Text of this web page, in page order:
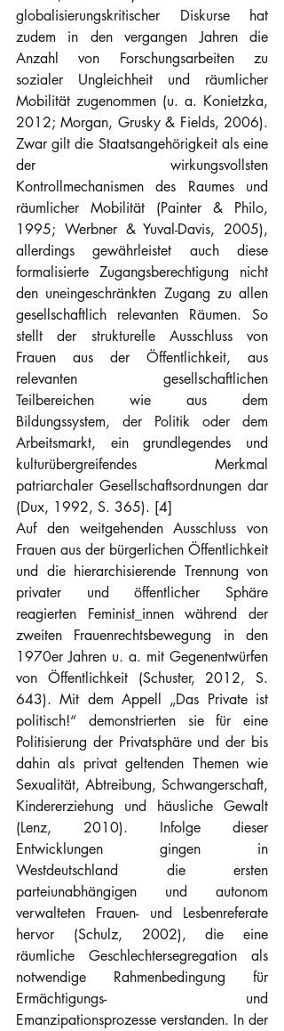
globalisierungskritischer Diskurse hat
zudem in den vergangen Jahren die
Anzahl von Forschungsarbeiten zu
sozialer Ungleichheit und räumlicher
Mobilität zugenommen (u. a. Konietzka,
2012; Morgan, Grusky & Fields, 2006).
Zwar gilt die Staatsangehörigkeit als eine
der wirkungsvollsten
Kontrollmechanismen des Raumes und
räumlicher Mobilität (Painter & Philo,
1995; Werbner & Yuval-Davis, 2005),
allerdings gewährleistet auch diese
formalisierte Zugangsberechtigung nicht
den uneingeschränkten Zugang zu allen
gesellschaftlich relevanten Räumen. So
stellt der strukturelle Ausschluss von
Frauen aus der Öffentlichkeit, aus
relevanten gesellschaftlichen
Teilbereichen wie aus dem
Bildungssystem, der Politik oder dem
Arbeitsmarkt, ein grundlegendes und
kulturübergreifendes Merkmal
patriarchaler Gesellschaftsordnungen dar
(Dux, 1992, S. 365). [4]
Auf den weitgehenden Ausschluss von
Frauen aus der bürgerlichen Öffentlichkeit
und die hierarchisierende Trennung von
privater und öffentlicher Sphäre
reagierten Feminist_innen während der
zweiten Frauenrechtsbewegung in den
1970er Jahren u. a. mit Gegenentwürfen
von Öffentlichkeit (Schuster, 2012, S.
643). Mit dem Appell „Das Private ist
politisch!“ demonstrierten sie für eine
Politisierung der Privatsphäre und der bis
dahin als privat geltenden Themen wie
Sexualität, Abtreibung, Schwangerschaft,
Kindererziehung und häusliche Gewalt
(Lenz, 2010). Infolge dieser
Entwicklungen gingen in
Westdeutschland die ersten
parteiunabhängigen und autonom
verwalteten Frauen- und Lesbenreferate
hervor (Schulz, 2002), die eine
räumliche Geschlechtersegregation als
notwendige Rahmenbedingung für
Ermächtigungs- und
Emanzipationsprozesse verstanden. In der